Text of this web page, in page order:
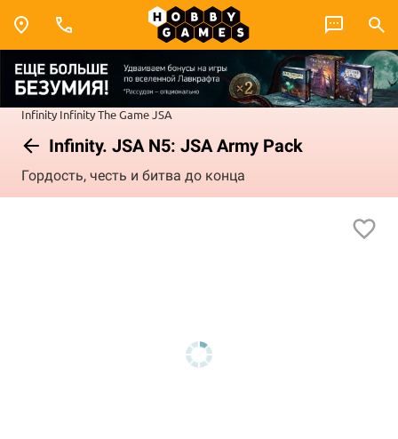
Infinity Infinity The GameJSA
Infinity. JSA N5: JSA Army Pack
Гордость, честь и битва до конца